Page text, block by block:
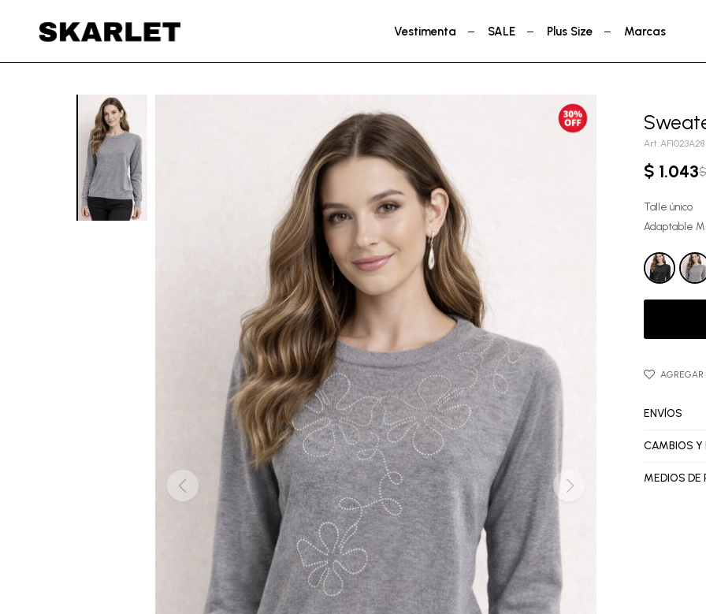
Vestimenta SALE Plus Size Marcas
AF1023A28
$ 1.043$
Talle único
Adaptable
ENVÍOS
CAMBIOS Y
MEDIOS DE